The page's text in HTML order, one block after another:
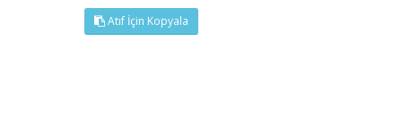
Atıf İçin Kopyala